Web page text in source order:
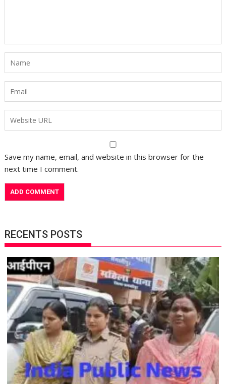
Save my name, email, and website in this browser for the
next time I comment.
RECENTS POSTS